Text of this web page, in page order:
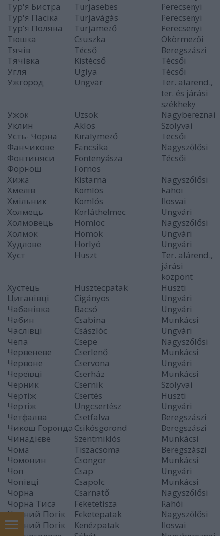
Тур'я Бистра
Turjasebes
Perecsenyi
Тур'я Пасіка
Turjavágás
Perecsenyi
Тур'я Поляна
Turjamező
Perecsenyi
Тюшка
Csuszka
Ökörmezői
Тячів
Técső
Beregszászi
Тячівка
Kistécső
Técsői
Угля
Uglya
Técsői
Ужгород
Ungvár
Ter. alárend.,
ter. és járási
székheky
Ужок
Uzsok
Nagybereznai
Уклин
Aklos
Szolyvai
Усть- Чорна
Királymező
Técsői
Фанчикове
Fancsika
Nagyszőlősi
Фонтиняси
Fontenyásza
Técsői
Форнош
Fornos
Хижа
Kistarna
Nagyszőlősi
Хмелів
Komlós
Rahói
Хмільник
Komlós
Ilosvai
Холмець
Korláthelmec
Ungvári
Холмовець
Hömlöc
Nagyszőlősi
Холмок
Homok
Ungvári
Худлове
Horlyó
Ungvári
Хуст
Huszt
Ter. alárend.,
járási
központ
Хустець
Husztecpatak
Huszti
Циганівці
Cigányos
Ungvári
Чабанівка
Bacsó
Ungvári
Чабин
Csabina
Munkácsi
Часлівці
Császlóc
Ungvári
Чепа
Csepe
Nagyszőlősi
Червеневе
Cserlenő
Munkácsi
Червоне
Cservona
Ungvári
Череївці
Cserház
Munkácsi
Черник
Csernik
Szolyvai
Чертіж
Csertés
Huszti
Чертіж
Ungcsertész
Ungvári
Четфалва
Csetfalva
Beregszászi
Чикош Горонда Csikósgorond
Beregszászi
Чинадієве
Szentmiklós
Munkácsi
Чома
Tiszacsoma
Beregszászi
Чомонин
Csongor
Munkácsi
Чоп
Csap
Ungvári
Чопівці
Csapolc
Munkácsi
Чорна
Csarnatő
Nagyszőlősi
Чорна Тиса
Feketetisza
Rahói
Чорний Потік
Feketepatak
Nagyszőlősi
Чорний Потік
Kenézpatak
Ilosvai